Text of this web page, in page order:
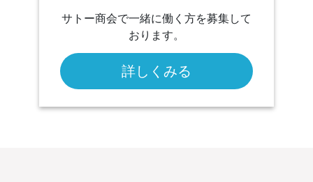
サトー商会で一緒に働く方を募集して
おります。
詳しくみる